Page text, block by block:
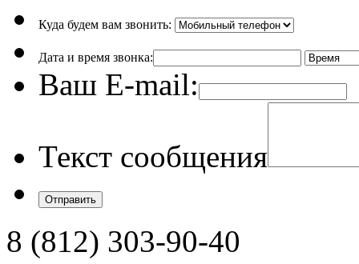
Куда будем вам звонить:
Дата и время звонка:
Ваш E-mail:
Текст сообщения
8 (812) 303-90-40